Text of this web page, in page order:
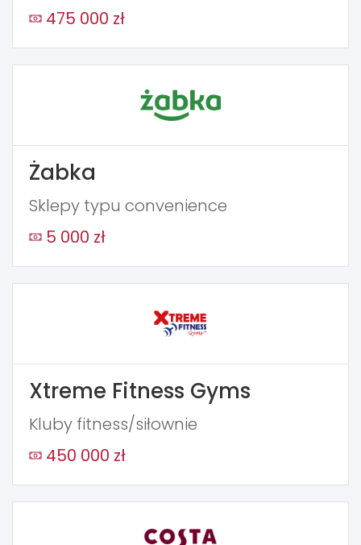
475 000 zł
Żabka
Sklepy typu convenience
5 000 zł
Xtreme Fitness Gyms
Kluby fitness/siłownie
450 000 zł